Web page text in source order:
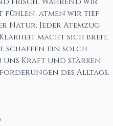
fühlen, atmen wir tief
Natur. Jeder Atemzug
macht sich breit.
schaffen ein solch
uns Kraft und stärken
des Alltags.